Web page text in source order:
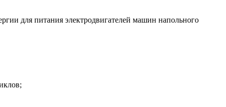
для питания электродвигателей машин напольного